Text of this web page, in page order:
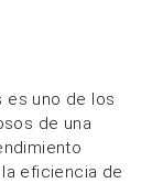
es uno de los
de una
eficiencia de